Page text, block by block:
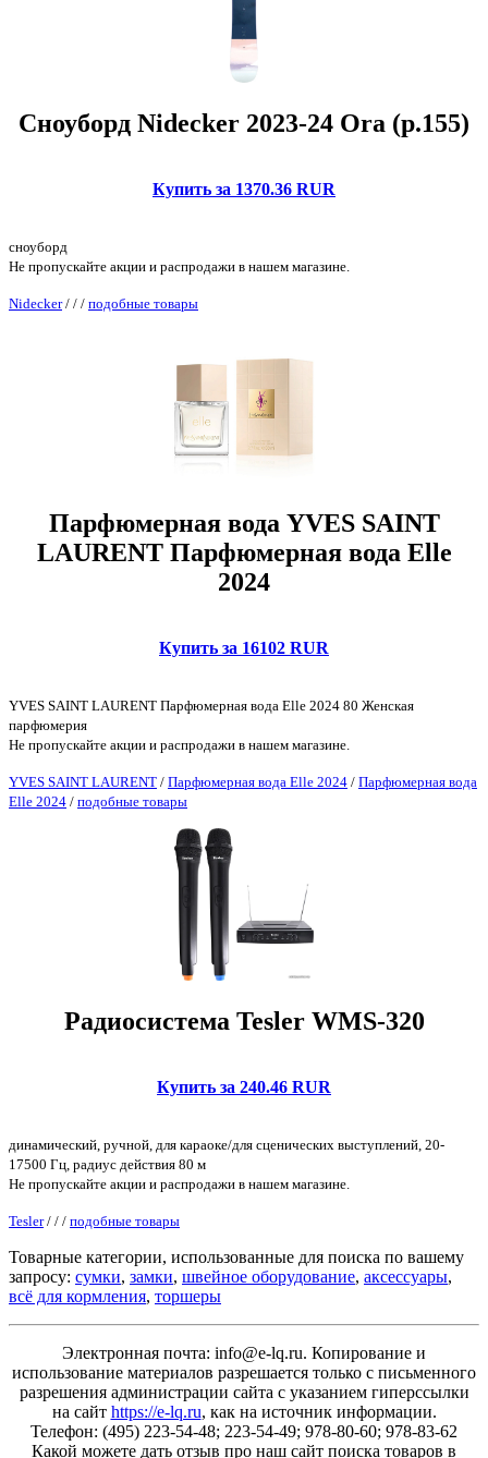
Сноуборд Nidecker 2023-24 Ora (р.155)
Купить за 1370.36 RUR
сноуборд
Не пропускайте акции и распродажи в нашем магазине.
Nidecker/ / / подобные товары
Парфюмерная вода YVES SAINT
LAURENT Парфюмерная вода Elle
2024
Купить за 16102 RUR
YVES SAINT LAURENT Парфюмерная вода Elle 2024 80 Женская
парфюмерия
Не пропускайте акции и распродажи в нашем магазине.
YVES SAINT LAURENT / Парфюмерная вода Elle 2024 / Парфюмерная вода
Elle 2024 / подобные товары
Радиосистема Tesler WMS-320
Купить за 240.46 RUR
динамический, ручной, для караоке/для сценических выступлений, 20-
17500 Гц, радиус действия 80 м
Не пропускайте акции и распродажи в нашем магазине.
Tesler/ / / подобные товары
Товарные категории, использованные для поиска по вашему
запросу: сумки, замки, швейное оборудование, аксессуары,
всё для кормления, торшеры
Электронная почта: info@e-lq.ru. Копирование и
использование материалов разрешается только с письменного
разрешения администрации сайта с указанием гиперссылки
на сайт https://e-lq.ru, как на источник информации.
Телефон: (495) 223-54-48; 223-54-49; 978-80-60; 978-83-62
Какой можете дать отзыв про наш сайт поиска товаров в